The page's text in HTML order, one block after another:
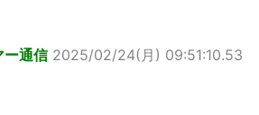
ー通信 2025/02/24(月) 09:51:10.53